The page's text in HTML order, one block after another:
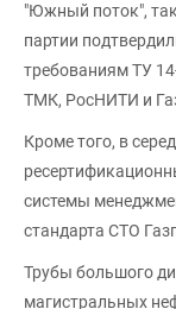
"Южный поток",
партии
требованиям ТУ
ТМК, РосНИТИ и
Кроме того, в
системы
стандарта СТО
Трубы большого
магистральных